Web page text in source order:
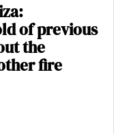
of previous
the
fire